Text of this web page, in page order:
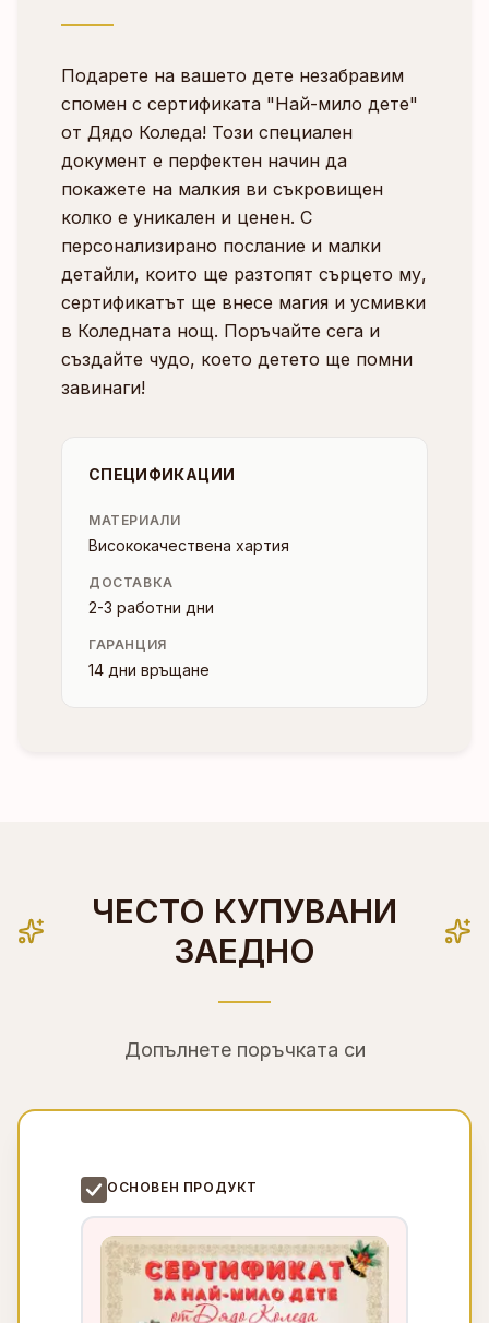
Подарете на вашето дете незабравим
спомен с сертификата "Най-мило дете"
от Дядо Коледа! Този специален
документ е перфектен начин да
покажете на малкия ви съкровищен
колко е уникален и ценен. С
персонализирано послание и малки
детайли, които ще разтопят сърцето му,
сертификатът ще внесе магия и усмивки
в Коледната нощ. Поръчайте сега и
създайте чудо, което детето ще помни
завинаги!
СПЕЦИФИКАЦИИ
МАТЕРИАЛИ
Висококачествена хартия
ДОСТАВКА
2-3 работни дни
ГАРАНЦИЯ
14 дни връщане
ЧЕСТО КУПУВАНИ
ЗАЕДНО
Допълнете поръчката си
ОСНОВЕН ПРОДУКТ